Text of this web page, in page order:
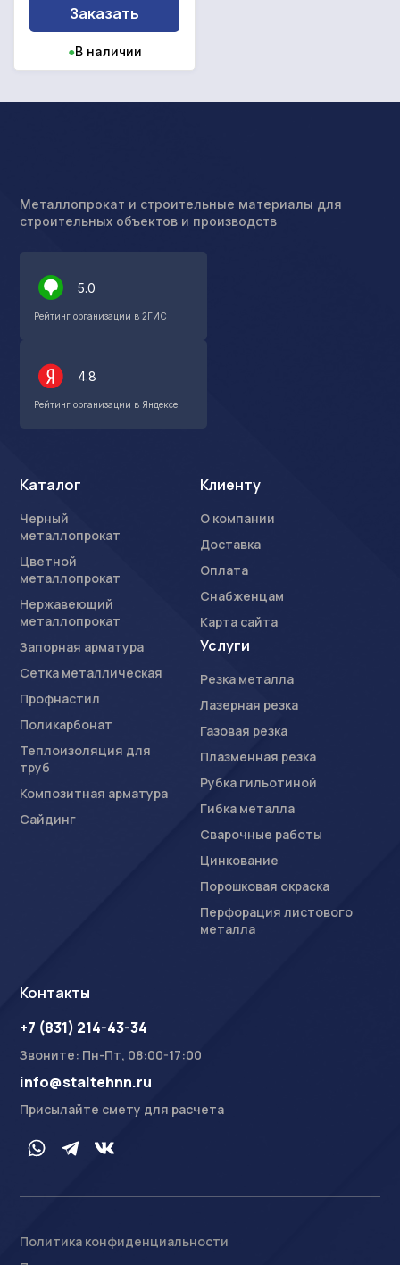
Заказать
●В наличии
Металлопрокат и строительные материалы для
строительных объектов и производств
5.0
Рейтинг организации в 2ГИС
4.8
Рейтинг организации в Яндексе
Каталог
Черный
металлопрокат
Цветной
металлопрокат
Нержавеющий
металлопрокат
Запорная арматура
Сетка металлическая
Профнастил
Поликарбонат
Теплоизоляция для
труб
Композитная арматура
Сайдинг
Клиенту
О компании
Доставка
Оплата
Снабженцам
Карта сайта
Услуги
Резка металла
Лазерная резка
Газовая резка
Плазменная резка
Рубка гильотиной
Гибка металла
Сварочные работы
Цинкование
Порошковая окраска
Перфорация листового
металла
Контакты
+7 (831) 214-43-34
Звоните: Пн-Пт, 08:00-17:00
info@staltehnn.ru
Присылайте смету для расчета
Политика конфиденциальности